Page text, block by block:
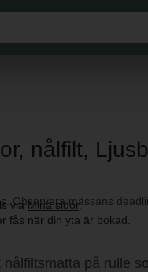
nålfilt,
Observera mässans
viaMina sidor.
fås när din yta är bokad.
nålfiltsmatta på rulle